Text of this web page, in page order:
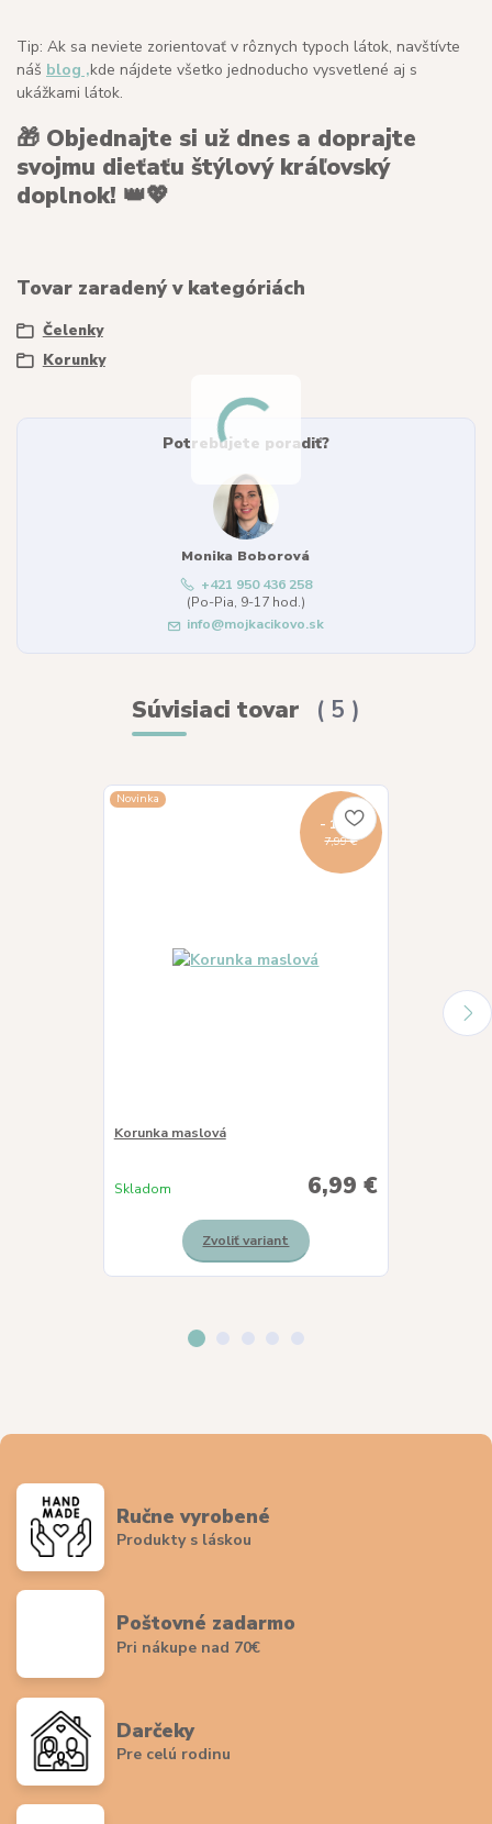
Tip: Ak sa neviete zorientovať v rôznych typoch látok, navštívte
náš blog ,kde nájdete všetko jednoducho vysvetlené aj s
ukážkami látok.
🎁 Objednajte si už dnes a doprajte
svojmu dieťaťu štýlový kráľovský
doplnok! 👑💖
Tovar zaradený v kategóriách
Čelenky
Korunky
Potrebujete poradiť?
Monika Boborová
+421 950 436 258
(Po-Pia, 9-17 hod.)
info@mojkacikovo.sk
Súvisiaci tovar 5
Novinka
7,99 €
- 13 %
Korunka maslová
6,99 €
Skladom
Zvoliť variant
Ručne vyrobené
Produkty s láskou
Poštovné zadarmo
Pri nákupe nad 70€
Darčeky
Pre celú rodinu